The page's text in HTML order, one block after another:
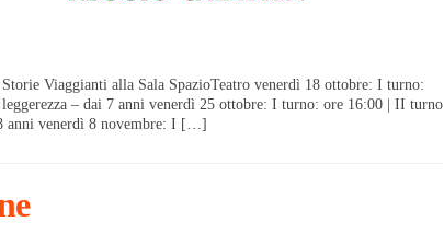
Viaggianti alla Sala SpazioTeatro venerdì 18 ottobre: I turno:
– dai 7 anni venerdì 25 ottobre: I turno: ore 16:00 | II turno
anni venerdì 8 novembre: I […]